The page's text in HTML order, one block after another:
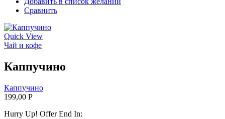
Сравнить
Quick View
Чай и кофе
Каппучино
Каппучино
199,00 Р
Hurry Up! Offer End In: